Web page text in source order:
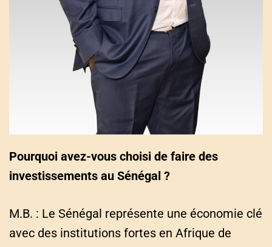
Pourquoi avez-vous choisi de faire des
investissements au Sénégal ?
M.B. : Le Sénégal représente une économie clé
avec des institutions fortes en Afrique de